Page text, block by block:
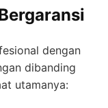
dengan
dibanding
utamanya: